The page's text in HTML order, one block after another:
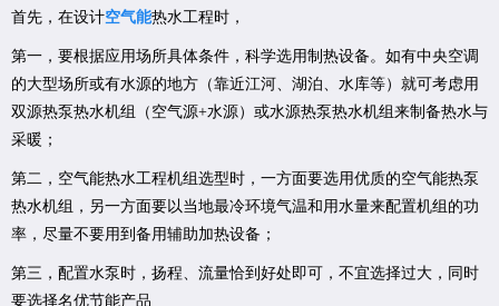
首先，在设计空气能热水工程时，
第一，要根据应用场所具体条件，科学选用制热设备。如有中央空调
的大型场所或有水源的地方（靠近江河、湖泊、水库等）就可考虑用
双源热泵热水机组（空气源+水源）或水源热泵热水机组来制备热水与
采暖；
第二，空气能热水工程机组选型时，一方面要选用优质的空气能热泵
热水机组，另一方面要以当地最冷环境气温和用水量来配置机组的功
率，尽量不要用到备用辅助加热设备；
第三，配置水泵时，扬程、流量恰到好处即可，不宜选择过大，同时
要选择名优节能产品